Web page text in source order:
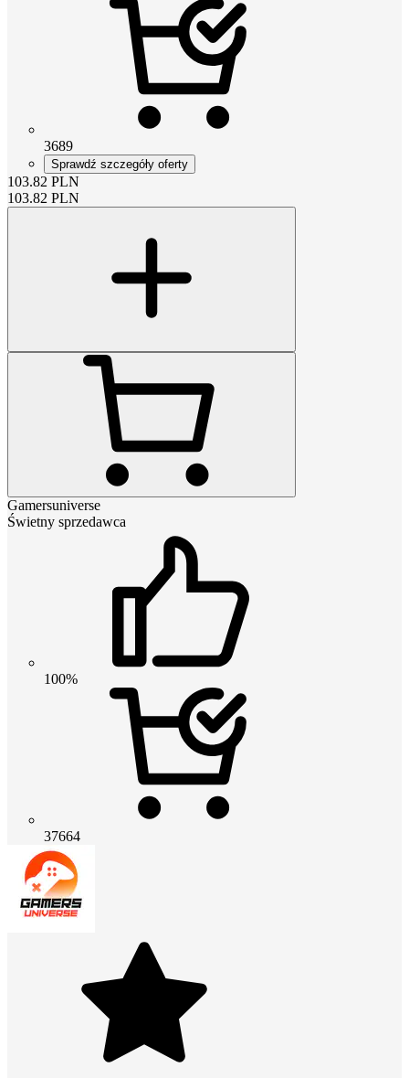
3689
Sprawdź szczegóły oferty
103.82 PLN
103.82 PLN
Gamersuniverse
Świetny sprzedawca
100%
37664